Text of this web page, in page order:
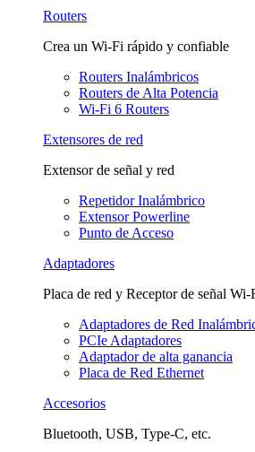
Routers
Crea un Wi-Fi rápido y confiable
Routers Inalámbricos
Routers de Alta Potencia
Wi-Fi 6 Routers
Extensores de red
Extensor de señal y red
Repetidor Inalámbrico
Extensor Powerline
Punto de Acceso
Adaptadores
Placa de red y Receptor de señal
Adaptadores de Red
PCIe Adaptadores
Adaptador de alta ganancia
Placa de Red Ethernet
Accesorios
Bluetooth, USB, Type-C, etc.